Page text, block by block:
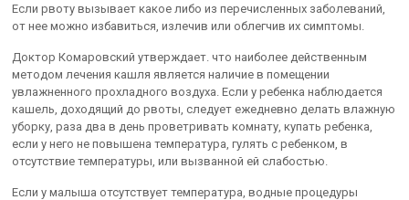
Если рвоту вызывает какое либо из перечисленных заболеваний,
от нее можно избавиться, излечив или облегчив их симптомы.
Доктор Комаровский утверждает. что наиболее действенным
методом лечения кашля является наличие в помещении
увлажненного прохладного воздуха. Если у ребенка наблюдается
кашель, доходящий до рвоты, следует ежедневно делать влажную
уборку, раза два в день проветривать комнату, купать ребенка,
если у него не повышена температура, гулять с ребенком, в
отсутствие температуры, или вызванной ей слабостью.
Если у малыша отсутствует температура, водные процедуры